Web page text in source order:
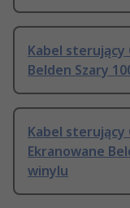
Kabel sterujący
Belden Szary
Kabel sterujący
Ekranowane
winylu